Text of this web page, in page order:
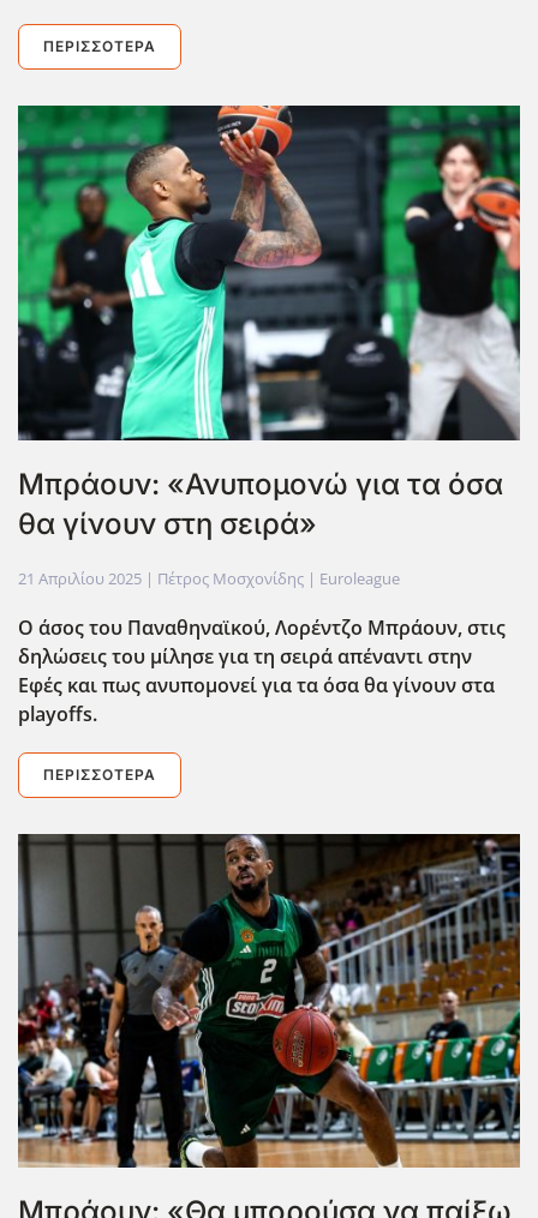
ΠΕΡΙΣΣΌΤΕΡΑ
Μπράουν: «Ανυπομονώ για τα όσα
θα γίνουν στη σειρά»
21 Απριλίου 2025 | Πέτρος Μοσχονίδης | Euroleague
Ο άσος του Παναθηναϊκού, Λορέντζο Μπράουν, στις
δηλώσεις του μίλησε για τη σειρά απέναντι στην
Εφές και πως ανυπομονεί για τα όσα θα γίνουν στα
playoffs.
ΠΕΡΙΣΣΌΤΕΡΑ